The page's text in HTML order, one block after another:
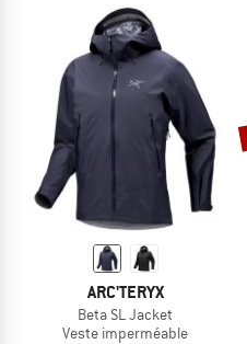
ARC'TERYX
Beta SL Jacket
Veste imperméable